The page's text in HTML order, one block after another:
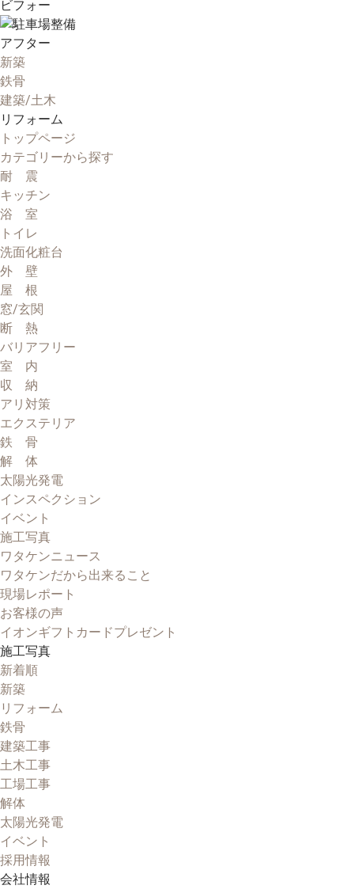
ビフォー
アフター
新築
鉄骨
建築/土木
リフォーム
トップページ
カテゴリーから探す
耐 震
キッチン
浴 室
トイレ
洗面化粧台
外 壁
屋 根
窓/玄関
断 熱
バリアフリー
室 内
収 納
アリ対策
エクステリア
鉄 骨
解 体
太陽光発電
インスペクション
イベント
施工写真
ワタケンニュース
ワタケンだから出来ること
現場レポート
お客様の声
イオンギフトカードプレゼント
施工写真
新着順
新築
リフォーム
鉄骨
建築工事
土木工事
工場工事
解体
太陽光発電
イベント
採用情報
会社情報